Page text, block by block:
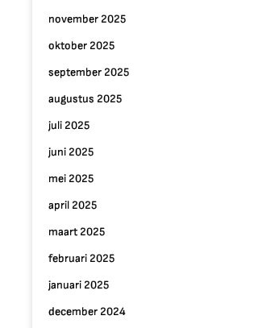
november 2025
oktober 2025
september 2025
augustus 2025
juli 2025
juni 2025
mei 2025
april 2025
maart 2025
februari 2025
januari 2025
december 2024